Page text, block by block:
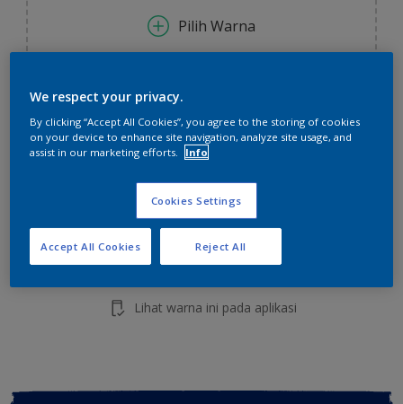
Pilih Warna
Ukuran
2.5 L 20 L
Lihat warna ini pada aplikasi
We respect your privacy.
By clicking “Accept All Cookies”, you agree to the storing of cookies
on your device to enhance site navigation, analyze site usage, and
assist in our marketing efforts.
Info
Cookies Settings
Reject All
Accept All Cookies